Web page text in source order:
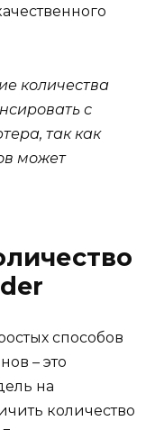
количества
с
так как
может
способов
– это
на
количество